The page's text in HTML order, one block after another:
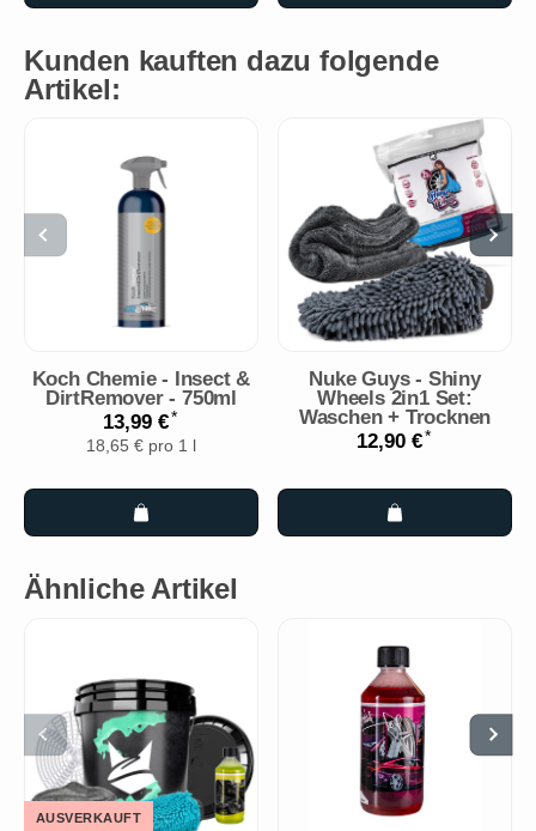
Kunden kauften dazu folgende
Artikel:
Koch Chemie - Insect &
DirtRemover - 750ml
13,99 €*
18,65 € pro 1 l
Nuke Guys - Shiny
Wheels 2in1 Set:
Waschen + Trocknen
12,90 €*
Ähnliche Artikel
AUSVERKAUFT